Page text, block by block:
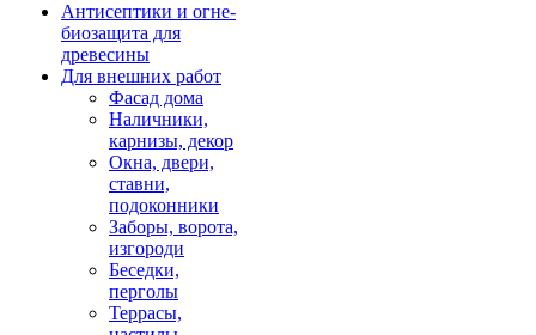
Антисептики и огне-
биозащита для
древесины
Для внешних работ
Фасад дома
Наличники,
карнизы, декор
Окна, двери,
ставни,
подоконники
Заборы, ворота,
изгороди
Беседки,
перголы
Террасы,